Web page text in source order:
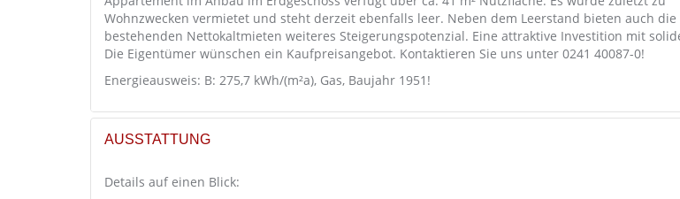
Wohnzwecken vermietet und steht derzeit ebenfalls leer. Neben dem Leerstand bieten auch die
bestehenden Nettokaltmieten weiteres Steigerungspotenzial. Eine attraktive Investition mit
Die Eigentümer wünschen ein Kaufpreisangebot. Kontaktieren Sie uns unter 0241 40087-0!
Energieausweis: B: 275,7 kWh/(m²a), Gas, Baujahr 1951!
AUSSTATTUNG
Details auf einen Blick: